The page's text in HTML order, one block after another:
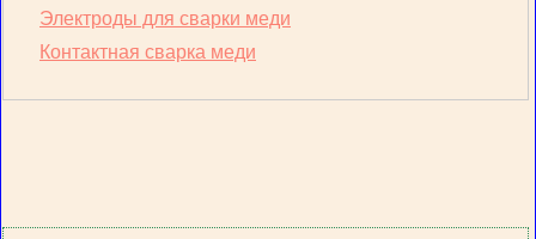
Электроды для сварки меди
Контактная сварка меди